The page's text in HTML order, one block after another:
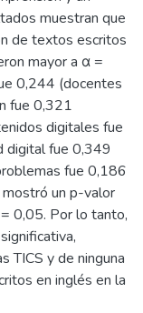
muestran que
de textos escritos
mayor a α =
0,244 (docentes
fue 0,321
digitales fue
digital fue 0,349
fue 0,186
un p-valor
0,05. Por lo tanto,
TICS y de ninguna
en inglés en la